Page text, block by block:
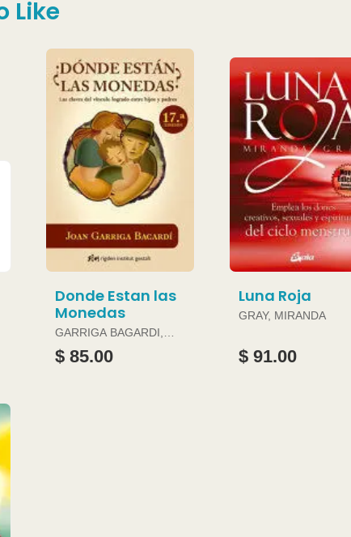
Like
Donde Estan las
Monedas
GARRIGA BAGARDI,
JOAN
$ 85.00
Luna Roja
GRAY, MIRANDA
$ 91.00